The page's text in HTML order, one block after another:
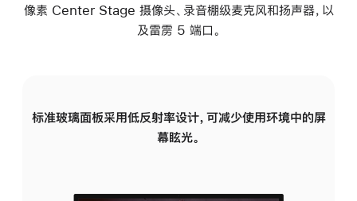
像素 Center Stage 摄像头、录音棚级麦克风和扬声器，以
及雷雳 5 端口。
标准玻璃面板采用低反射率设计，可减少使用环境中的屏
幕眩光。